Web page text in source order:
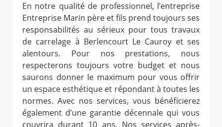
En notre qualité de professionnel, l’entreprise
Entreprise Marin père et fils prend toujours ses
responsabilités au sérieux pour tous travaux
de carrelage à Berlencourt Le Cauroy et ses
alentours. Pour nos prestations, nous
respecterons toujours votre budget et nous
saurons donner le maximum pour vous offrir
un espace esthétique et répondant à toutes les
normes. Avec nos services, vous bénéficierez
également d’une garantie décennale qui vous
couvrira durant 10 ans. Nos services après-